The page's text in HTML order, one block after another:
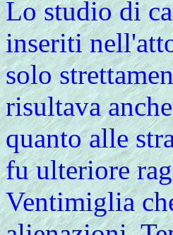
Lostudio di
inseriti
solo
risultava
quanto alle
fu ulteriore
Ventimiglia